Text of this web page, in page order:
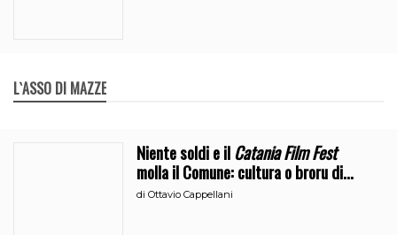
L`ASSO DI MAZZE
Niente soldi e ilCatania Film Fest
molla il Comune: cultura o broru di
ciciri?
diOttavio Cappellani